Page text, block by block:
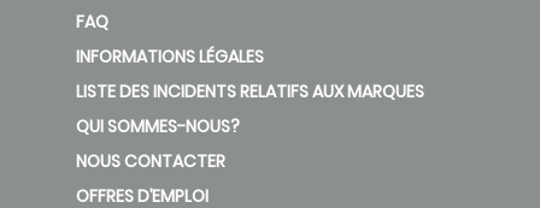
FAQ
INFORMATIONS LÉGALES
LISTE DES INCIDENTS RELATIFS AUX MARQUES
QUI SOMMES-NOUS?
NOUS CONTACTER
OFFRES D’EMPLOI